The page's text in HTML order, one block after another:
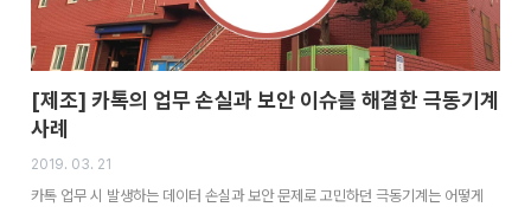
[제조] 카톡의 업무 손실과 보안 이슈를 해결한 극동기계
사례
2019. 03. 21
카톡 업무 시 발생하는 데이터 손실과 보안 문제로 고민하던 극동기계는 어떻게